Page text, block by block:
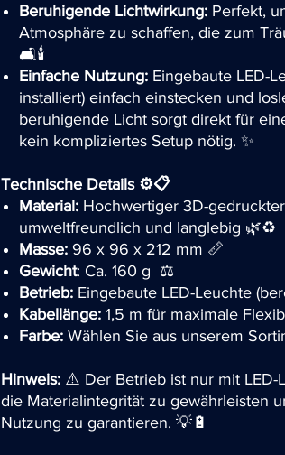
Beruhigende Lichtwirkung: Perfekt,
Atmosphäre zu schaffen, die zum
🛋️🕯️
Einfache Nutzung: Eingebaute LED-
installiert) einfach einstecken und
beruhigende Licht sorgt direkt für
kein kompliziertes Setup nötig. ✨
Technische Details ⚙️📋
Material: Hochwertiger 3D-
umweltfreundlich und langlebig 🌿♻️
Masse: 96 x 96 x 212 mm 📏
Gewicht: Ca. 160 g ⚖️
Betrieb: Eingebaute LED-Leuchte
Kabellänge: 1,5 m für maximale
Farbe: Wählen Sie aus unserem
Hinweis: ⚠️ Der Betrieb ist nur mit LED-
die Materialintegrität zu gewährleisten
Nutzung zu garantieren. 💡🔋